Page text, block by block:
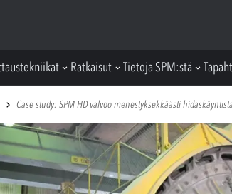
Ratkaisut Tietoja SPM:stä
Case study: SPM HD valvoo menestyksekkäästi